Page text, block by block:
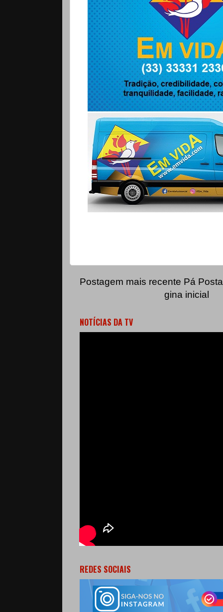
Postagem mais recente Pá
gina inicial
NOTÍCIAS DA TV
REDES SOCIAIS